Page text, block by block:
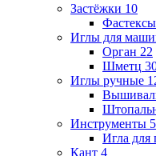
Застёжки 10
Фастексы
Иглы для
Орган 22
Шметц
Иглы ручные
Инструменты 5
Игла для
Кант 4